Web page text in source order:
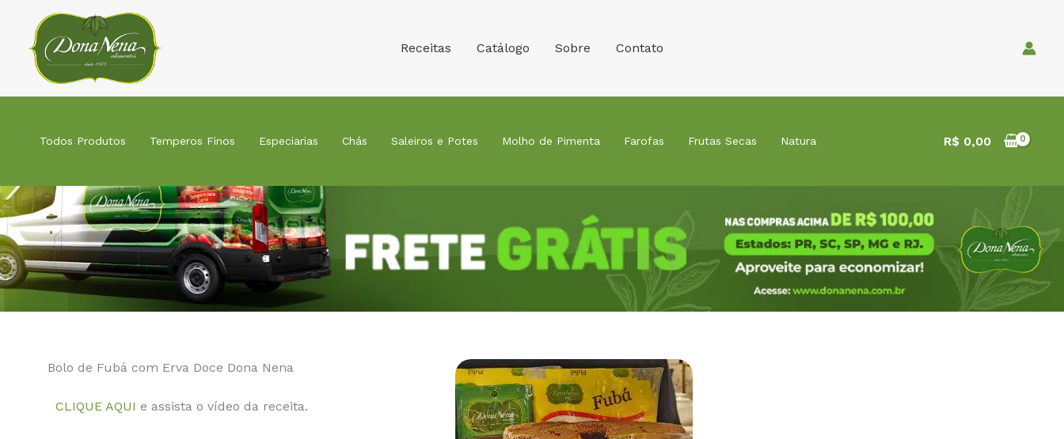
conteúdo
Receitas Catálogo Sobre Contato
Todos Produtos Temperos Finos Especiarias Chás Saleiros e Potes Molho de Pimenta Farofas Frutas Secas Natura R$ 0,00
Bolo de Fubá com Erva Doce Dona Nena
CLIQUE AQUI e assista o vídeo da receita.